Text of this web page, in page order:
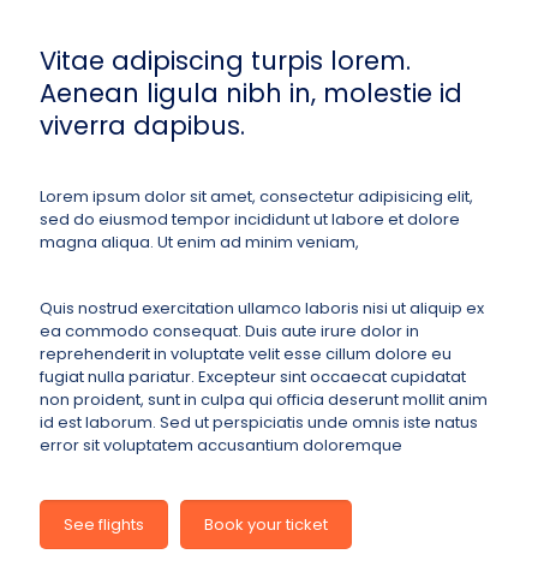
Vitae adipiscing turpis lorem.
Aenean ligula nibh in, molestie id
viverra dapibus.
Lorem ipsum dolor sit amet, consectetur adipisicing elit,
sed do eiusmod tempor incididunt ut labore et dolore
magna aliqua. Ut enim ad minim veniam,
Quis nostrud exercitation ullamco laboris nisi ut aliquip ex
ea commodo consequat. Duis aute irure dolor in
reprehenderit in voluptate velit esse cillum dolore eu
fugiat nulla pariatur. Excepteur sint occaecat cupidatat
non proident, sunt in culpa qui officia deserunt mollit anim
id est laborum. Sed ut perspiciatis unde omnis iste natus
error sit voluptatem accusantium doloremque
See flights Book your ticket